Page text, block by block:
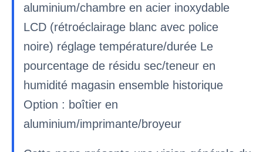
aluminium/chambre en acier inoxydable
LCD (rétroéclairage blanc avec police
noire) réglage température/durée Le
pourcentage de résidu sec/teneur en
humidité magasin ensemble historique
Option : boîtier en
aluminium/imprimante/broyeur